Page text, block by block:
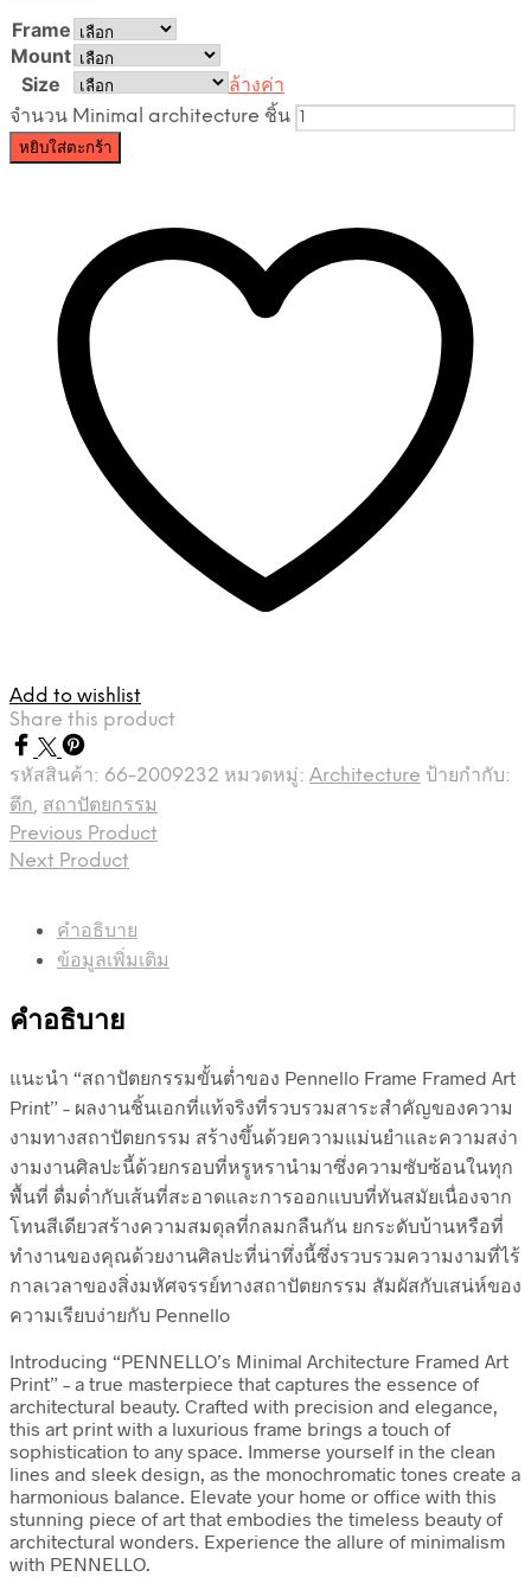
Frame
Mount
Size
ล้างค่า
จำนวน Minimal architecture ชิ้น
หยิบใส่ตะกร้า
Add to wishlist
Share this product
รหัสสินค้า: 66-2009232 หมวดหมู่: Architecture ป้ายกำกับ:
ตึก, สถาปัตยกรรม
Previous Product
Next Product
คำอธิบาย
ข้อมูลเพิ่มเติม
คำอธิบาย
แนะนำ “สถาปัตยกรรมขั้นต่ำของ Pennello Frame Framed Art
Print” – ผลงานชิ้นเอกที่แท้จริงที่รวบรวมสาระสำคัญของความ
งามทางสถาปัตยกรรม สร้างขึ้นด้วยความแม่นยำและความสง่า
งามงานศิลปะนี้ด้วยกรอบที่หรูหรานำมาซึ่งความซับซ้อนในทุก
พื้นที่ ดื่มด่ำกับเส้นที่สะอาดและการออกแบบที่ทันสมัยเนื่องจาก
โทนสีเดียวสร้างความสมดุลที่กลมกลืนกัน ยกระดับบ้านหรือที่
ทำงานของคุณด้วยงานศิลปะที่น่าทึ่งนี้ซึ่งรวบรวมความงามที่ไร้
กาลเวลาของสิ่งมหัศจรรย์ทางสถาปัตยกรรม สัมผัสกับเสน่ห์ของ
ความเรียบง่ายกับ Pennello
Introducing “PENNELLO’s Minimal Architecture Framed Art
Print” – a true masterpiece that captures the essence of
architectural beauty. Crafted with precision and elegance,
this art print with a luxurious frame brings a touch of
sophistication to any space. Immerse yourself in the clean
lines and sleek design, as the monochromatic tones create a
harmonious balance. Elevate your home or office with this
stunning piece of art that embodies the timeless beauty of
architectural wonders. Experience the allure of minimalism
with PENNELLO.